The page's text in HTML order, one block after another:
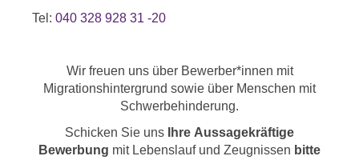
Tel: 040 328 928 31 -20
Wir freuen uns über Bewerber*innen mit
Migrationshintergrund sowie über Menschen mit
Schwerbehinderung.
Schicken Sie uns
Ihre Aussagekräftige
Bewerbung mit Lebenslauf und Zeugnissen bitte